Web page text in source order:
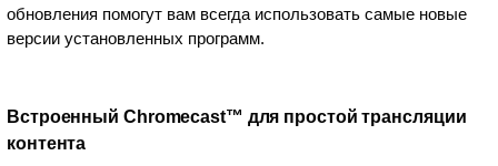
обновления помогут вам всегда использовать самые новые
версии установленных программ.
Встроенный Chromecast™ для простой трансляции
контента